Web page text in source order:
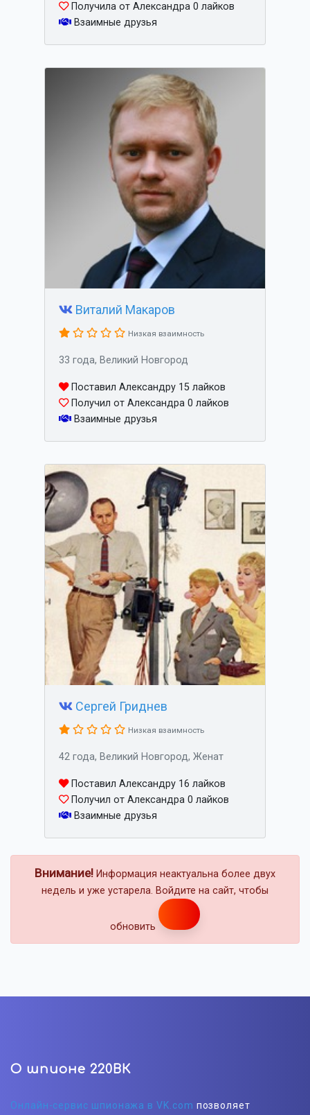
Получила от Александра 0 лайков
Взаимные друзья
Виталий Макаров
Низкая взаимность
33 года, Великий Новгород
Поставил Александру 15 лайков
Получил от Александра 0 лайков
Взаимные друзья
Сергей Гриднев
Низкая взаимность
42 года, Великий Новгород, Женат
Поставил Александру 16 лайков
Получил от Александра 0 лайков
Взаимные друзья
Внимание! Информация неактуальна более двух
недель и уже устарела. Войдите на сайт, чтобы
обновить
О шпионе 220ВК
Онлайн-сервис шпионажа в VK.com позволяет